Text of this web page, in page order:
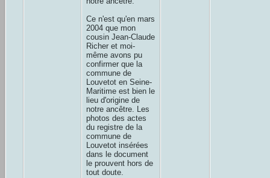
Ce n'est qu'en mars
2004 que mon
cousin Jean-Claude
Richer et moi-
même avons pu
confirmer que la
commune de
Louvetot en Seine-
Maritime est bien le
lieu d'origine de
notre ancêtre. Les
photos des actes
du registre de la
commune de
Louvetot insérées
dans le document
le prouvent hors de
tout doute.